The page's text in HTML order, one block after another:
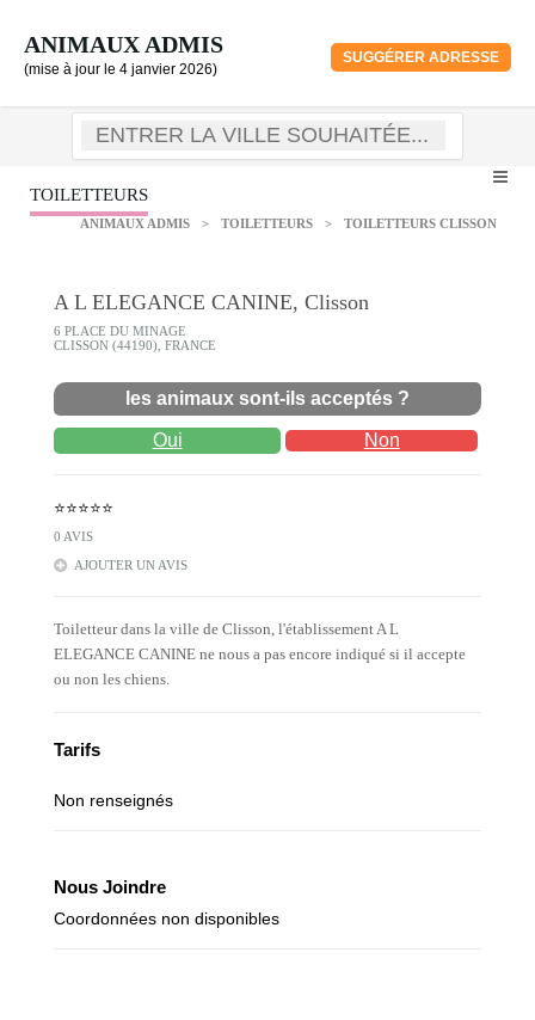
ANIMAUX ADMIS
(mise à jour le 4 janvier 2026)
SUGGÉRER ADRESSE
TOILETTEURS
ANIMAUX ADMIS > TOILETTEURS > TOILETTEURS CLISSON
A L ELEGANCE CANINE, Clisson
6 PLACE DU MINAGE
CLISSON (44190), FRANCE
les animaux sont-ils acceptés ?
Oui Non
⭐⭐⭐⭐⭐
0 AVIS
AJOUTER UN AVIS
Toiletteur dans la ville de Clisson, l'établissement A L
ELEGANCE CANINE ne nous a pas encore indiqué si il accepte
ou non les chiens.
Tarifs
Non renseignés
Nous Joindre
Coordonnées non disponibles